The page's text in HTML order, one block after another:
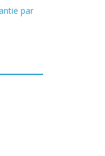
par